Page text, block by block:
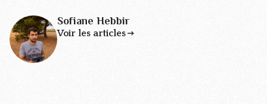
Sofiane Hebbir
Voir les articles